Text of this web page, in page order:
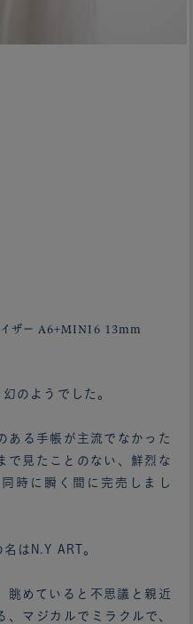
ザー A6+MINI6 13mm
のようでした。
ある手帳が主流でなかった
で見たことのない、鮮烈な
時に瞬く間に完売しまし
はN.Y ART。
眺めていると不思議と親近
マジカルでミラクルで、